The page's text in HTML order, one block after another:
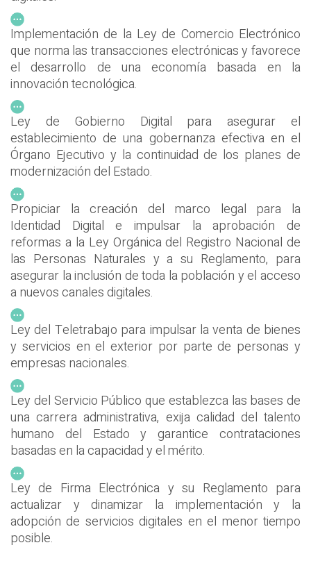
Implementación de la Ley de Comercio Electrónico
que norma las transacciones electrónicas y favorece
el desarrollo de una economía basada en la
innovación tecnológica.
Ley de Gobierno Digital para asegurar el
establecimiento de una gobernanza efectiva en el
Órgano Ejecutivo y la continuidad de los planes de
modernización del Estado.
Propiciar la creación del marco legal para la
Identidad Digital e impulsar la aprobación de
reformas a la Ley Orgánica del Registro Nacional de
las Personas Naturales y a su Reglamento, para
asegurar la inclusión de toda la población y el acceso
a nuevos canales digitales.
Ley del Teletrabajo para impulsar la venta de bienes
y servicios en el exterior por parte de personas y
empresas nacionales.
Ley del Servicio Público que establezca las bases de
una carrera administrativa, exija calidad del talento
humano del Estado y garantice contrataciones
basadas en la capacidad y el mérito.
Ley de Firma Electrónica y su Reglamento para
actualizar y dinamizar la implementación y la
adopción de servicios digitales en el menor tiempo
posible.